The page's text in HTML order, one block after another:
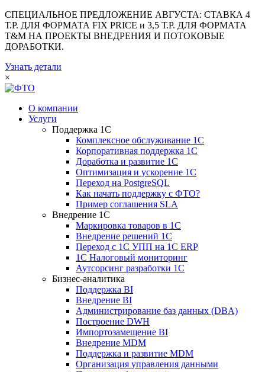
СПЕЦИАЛЬНОЕ ПРЕДЛОЖЕНИЕ АВГУСТА: СТАВКА 4
Т.Р. ДЛЯ ФОРМАТА FIX PRICE и 3,5 Т.Р. ДЛЯ ФОРМАТА
T&M НА ПРОЕКТЫ ВНЕДРЕНИЯ И ПОТОКОВЫЕ
ДОРАБОТКИ.
Узнать детали
×
О компании
Услуги
Поддержка 1С
Комплексное обслуживание 1С
Корпоративная поддержка 1С
Доработка и развитие 1С
Оптимизация и ускорение 1С
Переход на PostgreSQL
Как начать поддержку с ФТО?
Пример соглашения SLA
Внедрение 1С
Маркировка товаров в 1С
Внедрение решений 1С
Переход с 1С УПП на 1С ERP
1С Налоговый мониторинг
Аутсорсинг разработки 1С
Бизнес-аналитика
Поддержка BI
Внедрение BI
Администрирование баз данных (DBA)
Построение DWH
Импортозамещение BI
Внедрение MDM
Поддержка и развитие MDM
Организация управления данными